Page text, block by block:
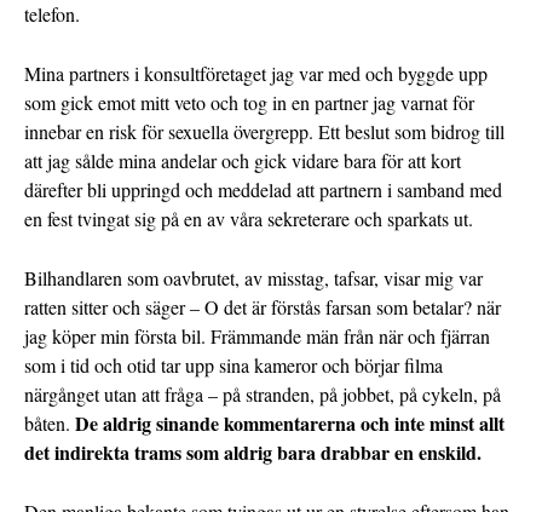
telefon.
Mina partners i konsultföretaget jag var med och byggde upp
som gick emot mitt veto och tog in en partner jag varnat för
innebar en risk för sexuella övergrepp. Ett beslut som bidrog till
att jag sålde mina andelar och gick vidare bara för att kort
därefter bli uppringd och meddelad att partnern i samband med
en fest tvingat sig på en av våra sekreterare och sparkats ut.
Bilhandlaren som oavbrutet, av misstag, tafsar, visar mig var
ratten sitter och säger – O det är förstås farsan som betalar? när
jag köper min första bil. Främmande män från när och fjärran
som i tid och otid tar upp sina kameror och börjar filma
närgånget utan att fråga – på stranden, på jobbet, på cykeln, på
båten. De aldrig sinande kommentarerna och inte minst allt
det indirekta trams som aldrig bara drabbar en enskild.